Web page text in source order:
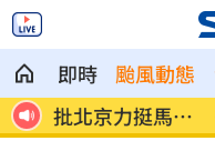
即時 颱風動態
尼
徐巧芯提陳柏惟